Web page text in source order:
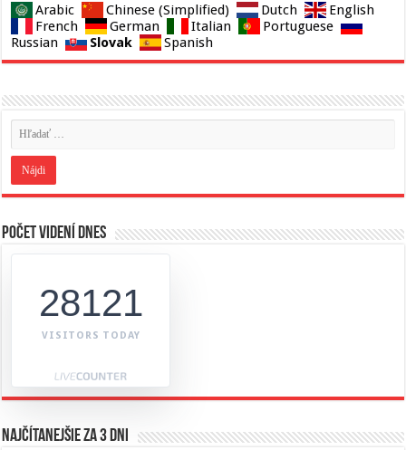
Arabic Chinese (Simplified) Dutch
English
French
German Italian
Portuguese
Russian
Slovak Spanish
Počet videní dnes
28121
VISITORS TODAY
Najčítanejšie za 3 dni